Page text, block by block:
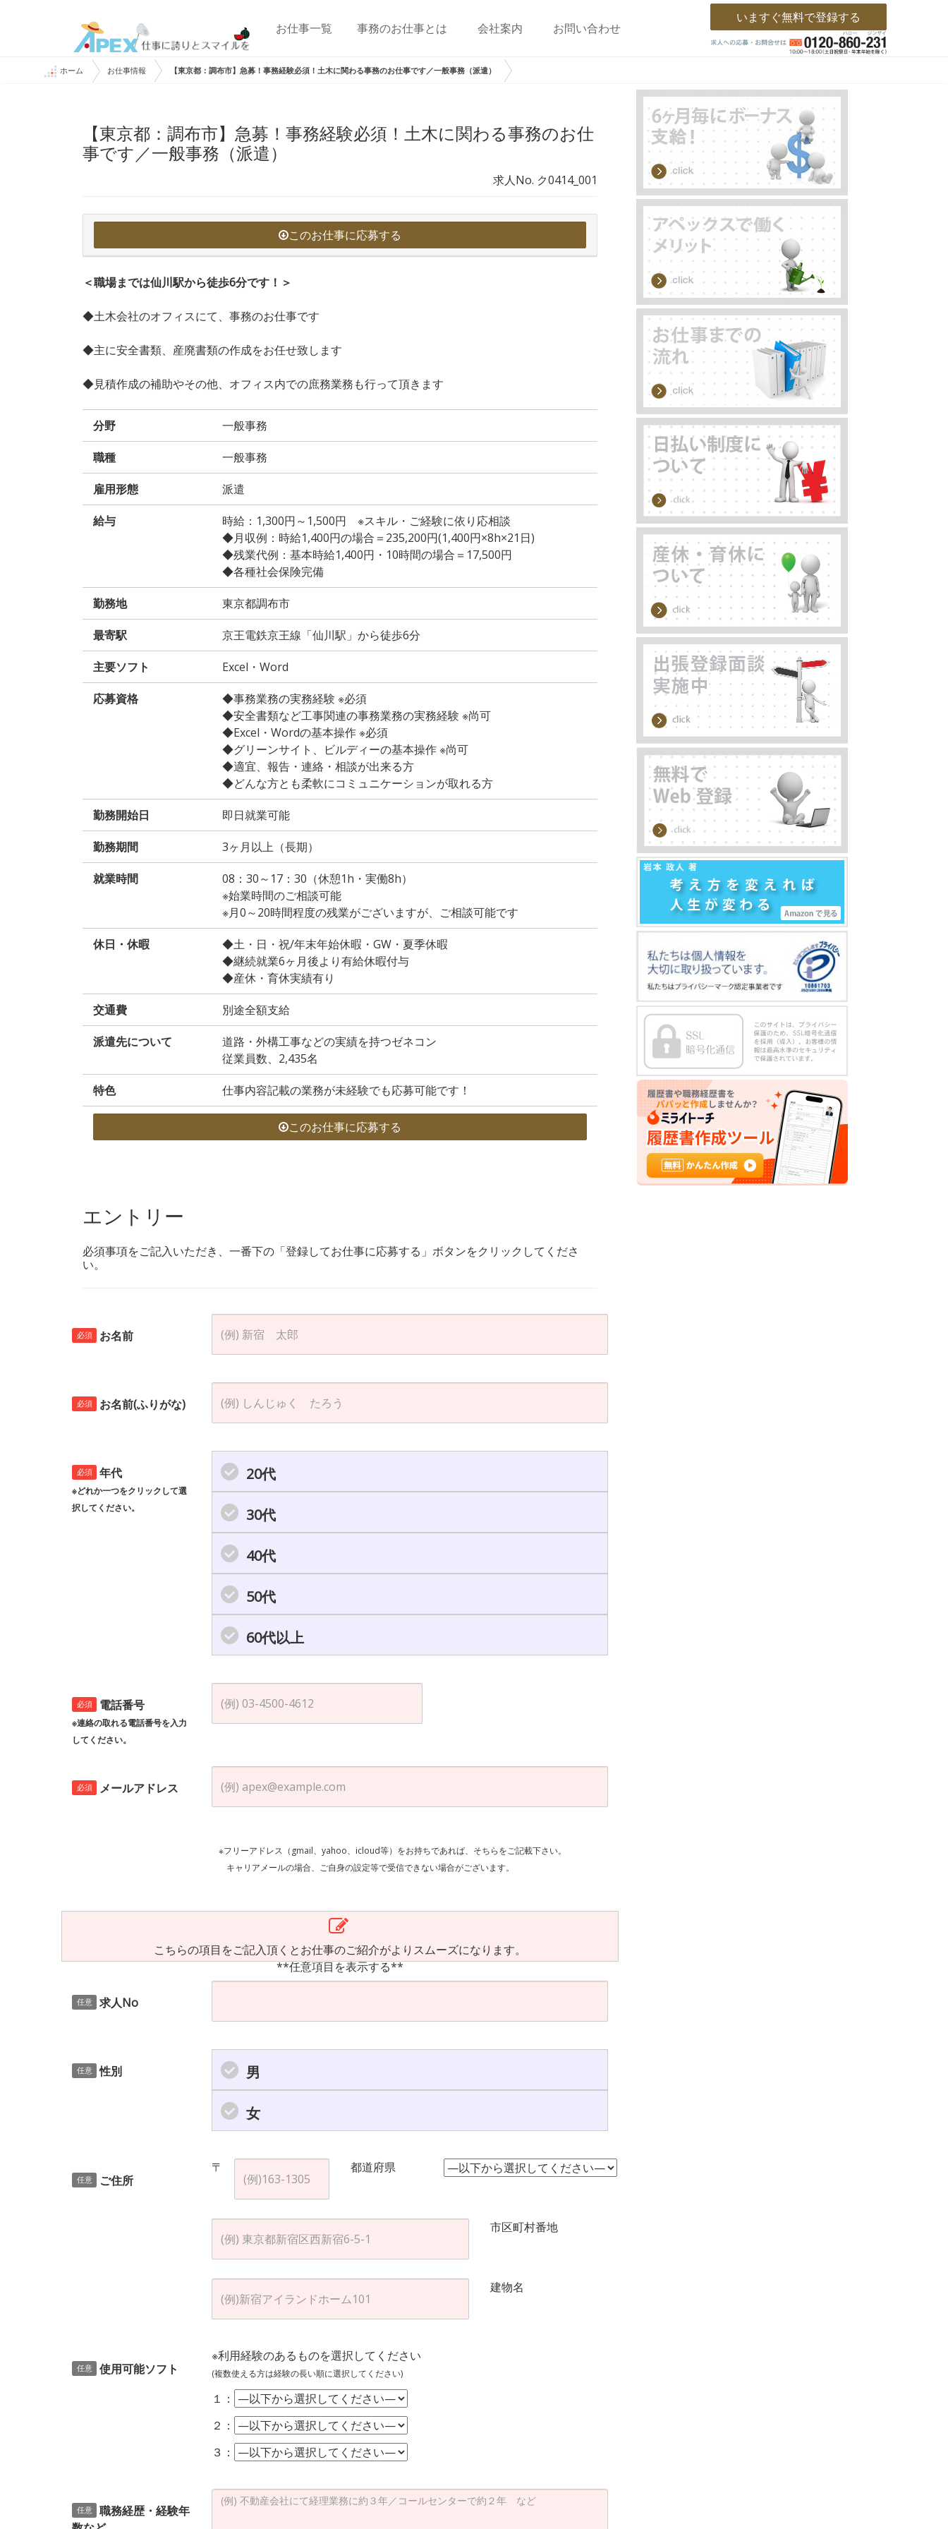
お仕事一覧 事務のお仕事とは 会社案内 お問い合わせ
いますぐ無料で登録する
ホーム お仕事情報 【東京都：調布市】急募！事務経験必須！土木に関わる事務のお仕事です／一般事務（派遣）
【東京都：調布市】急募！事務経験必須！土木に関わる事務のお仕
事です／一般事務（派遣）
求人No. ク0414_001
このお仕事に応募する
＜職場までは仙川駅から徒歩6分です！＞
◆土木会社のオフィスにて、事務のお仕事です
◆主に安全書類、産廃書類の作成をお任せ致します
◆見積作成の補助やその他、オフィス内での庶務業務も行って頂きます
分野 一般事務
職種 一般事務
雇用形態 派遣
給与
時給：1,300円～1,500円 ※スキル・ご経験に依り応相談
◆月収例：時給1,400円の場合＝235,200円(1,400円×8h×21日)
◆残業代例：基本時給1,400円・10時間の場合＝17,500円
◆各種社会保険完備
勤務地 東京都調布市
最寄駅 京王電鉄京王線「仙川駅」から徒歩6分
主要ソフト Excel・Word
応募資格
◆事務業務の実務経験 ※必須
◆安全書類など工事関連の事務業務の実務経験 ※尚可
◆Excel・Wordの基本操作 ※必須
◆グリーンサイト、ビルディーの基本操作 ※尚可
◆適宜、報告・連絡・相談が出来る方
◆どんな方とも柔軟にコミュニケーションが取れる方
勤務開始日 即日就業可能
勤務期間 3ヶ月以上（長期）
就業時間
08：30～17：30（休憩1h・実働8h）
※始業時間のご相談可能
※月0～20時間程度の残業がございますが、ご相談可能です
休日・休暇
◆土・日・祝/年末年始休暇・GW・夏季休暇
◆継続就業6ヶ月後より有給休暇付与
◆産休・育休実績有り
交通費 別途全額支給
派遣先について
道路・外構工事などの実績を持つゼネコン
従業員数、2,435名
特色 仕事内容記載の業務が未経験でも応募可能です！
このお仕事に応募する
エントリー
必須事項をご記入いただき、一番下の「登録してお仕事に応募する」ボタンをクリックしてくださ
い。
必須 お名前
必須 お名前(ふりがな)
必須 年代
※どれか一つをクリックして選
択してください。
20代
30代
40代
50代
60代以上
必須 電話番号
※連絡の取れる電話番号を入力
してください。
必須 メールアドレス
※フリーアドレス（gmail、yahoo、icloud等）をお持ちであれば、そちらをご記載下さい。
キャリアメールの場合、ご自身の設定等で受信できない場合がございます。
こちらの項目をご記入頂くとお仕事のご紹介がよりスムーズになります。
**任意項目を表示する**
任意 求人No
任意 性別 男
女
任意 ご住所
〒 都道府県
市区町村番地
建物名
任意 使用可能ソフト
※利用経験のあるものを選択してください
(複数使える方は経験の長い順に選択してください)
１：
２：
３：
任意
職務経歴・経験年